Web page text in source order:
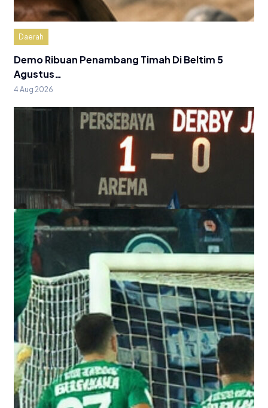
Daerah
Demo Ribuan Penambang Timah Di Beltim 5
Agustus…
4 Aug 2026